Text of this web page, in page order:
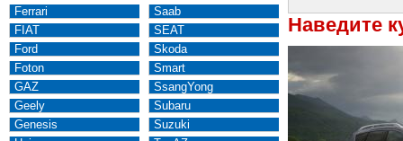
Ferrari
FIAT
Ford
Foton
GAZ
Geely
Genesis
Saab
SEAT
Skoda
Smart
SsangYong
Subaru
Suzuki
Наведите